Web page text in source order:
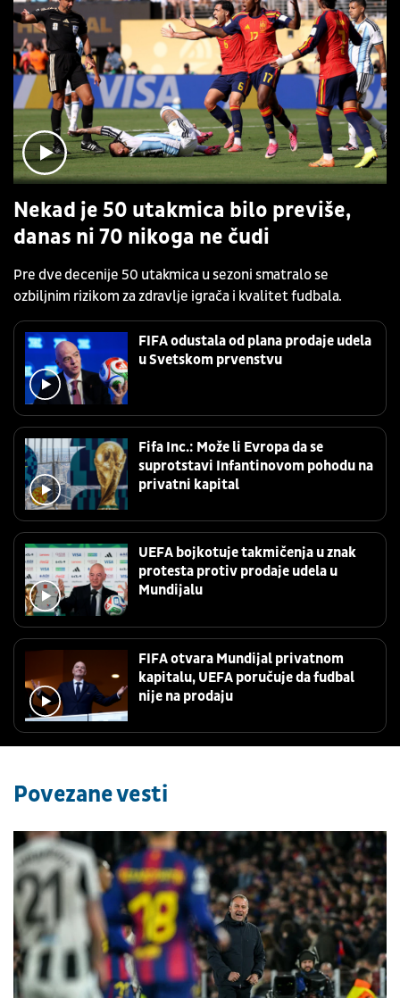
Nekad je 50 utakmica bilo previše,
danas ni 70 nikoga ne čudi
Pre dve decenije 50 utakmica u sezoni smatralo se
ozbiljnim rizikom za zdravlje igrača i kvalitet fudbala.
FIFA odustala od plana prodaje udela
u Svetskom prvenstvu
Fifa Inc.: Može li Evropa da se
suprotstavi Infantinovom pohodu na
privatni kapital
UEFA bojkotuje takmičenja u znak
protesta protiv prodaje udela u
Mundijalu
FIFA otvara Mundijal privatnom
kapitalu, UEFA poručuje da fudbal
nije na prodaju
Povezane vesti